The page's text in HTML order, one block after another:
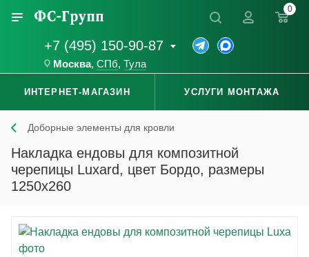
+7 (495) 150-90-87
Москва, СПб, Тула
0
ИНТЕРНЕТ-МАГАЗИН УСЛУГИ МОНТАЖА
Доборные элементы для кровли
Накладка ендовы для композитной
черепицы Luxard, цвет Бордо, размеры
1250x260